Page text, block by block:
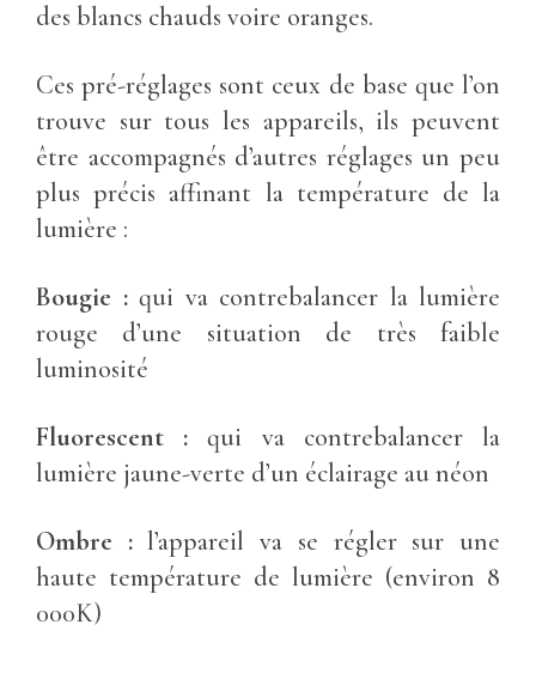
des blancs chauds voire oranges.
Ces pré-réglages sont ceux de base que l’on
trouve sur tous les appareils, ils peuvent
être accompagnés d’autres réglages un peu
plus précis affinant la température de la
lumière :
Bougie : qui va contrebalancer la lumière
rouge d’une situation de très faible
luminosité
Fluorescent :qui va contrebalancer la
lumière jaune-verte d’un éclairage au néon
Ombre :l’appareil va se régler sur une
haute température de lumière (environ 8
000K)